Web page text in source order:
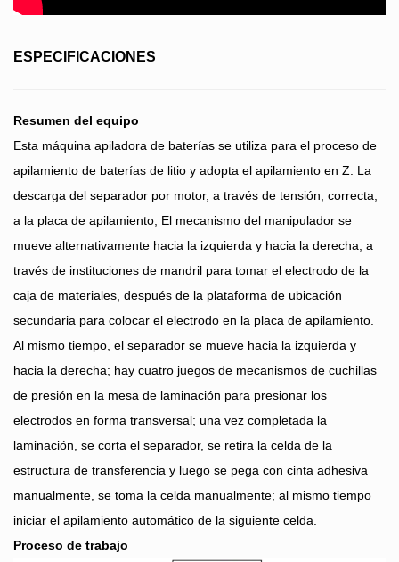
ESPECIFICACIONES
Resumen del equipo
Esta máquina apiladora de baterías se utiliza para el proceso de
apilamiento de baterías de litio y adopta el apilamiento en Z. La
descarga del separador por motor, a través de tensión, correcta,
a la placa de apilamiento; El mecanismo del manipulador se
mueve alternativamente hacia la izquierda y hacia la derecha, a
través de instituciones de mandril para tomar el electrodo de la
caja de materiales, después de la plataforma de ubicación
secundaria para colocar el electrodo en la placa de apilamiento.
Al mismo tiempo, el separador se mueve hacia la izquierda y
hacia la derecha; hay cuatro juegos de mecanismos de cuchillas
de presión en la mesa de laminación para presionar los
electrodos en forma transversal; una vez completada la
laminación, se corta el separador, se retira la celda de la
estructura de transferencia y luego se pega con cinta adhesiva
manualmente, se toma la celda manualmente; al mismo tiempo
iniciar el apilamiento automático de la siguiente celda.
Proceso de trabajo